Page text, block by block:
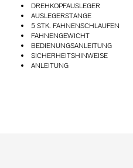
DREHKOPFAUSLEGER
AUSLEGERSTANGE
5 STK. FAHNENSCHLAUFEN
FAHNENGEWICHT
BEDIENUNGSANLEITUNG
SICHERHEITSHINWEISE
ANLEITUNG